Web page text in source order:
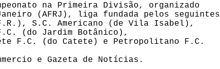
na Primeira Divisão, organizado
(AFRJ), liga fundada pelos seguintes
S.C. Americano (de Vila Isabel),
(do Jardim Botânico),
F.C. (do Catete) e Petropolitano F.C.